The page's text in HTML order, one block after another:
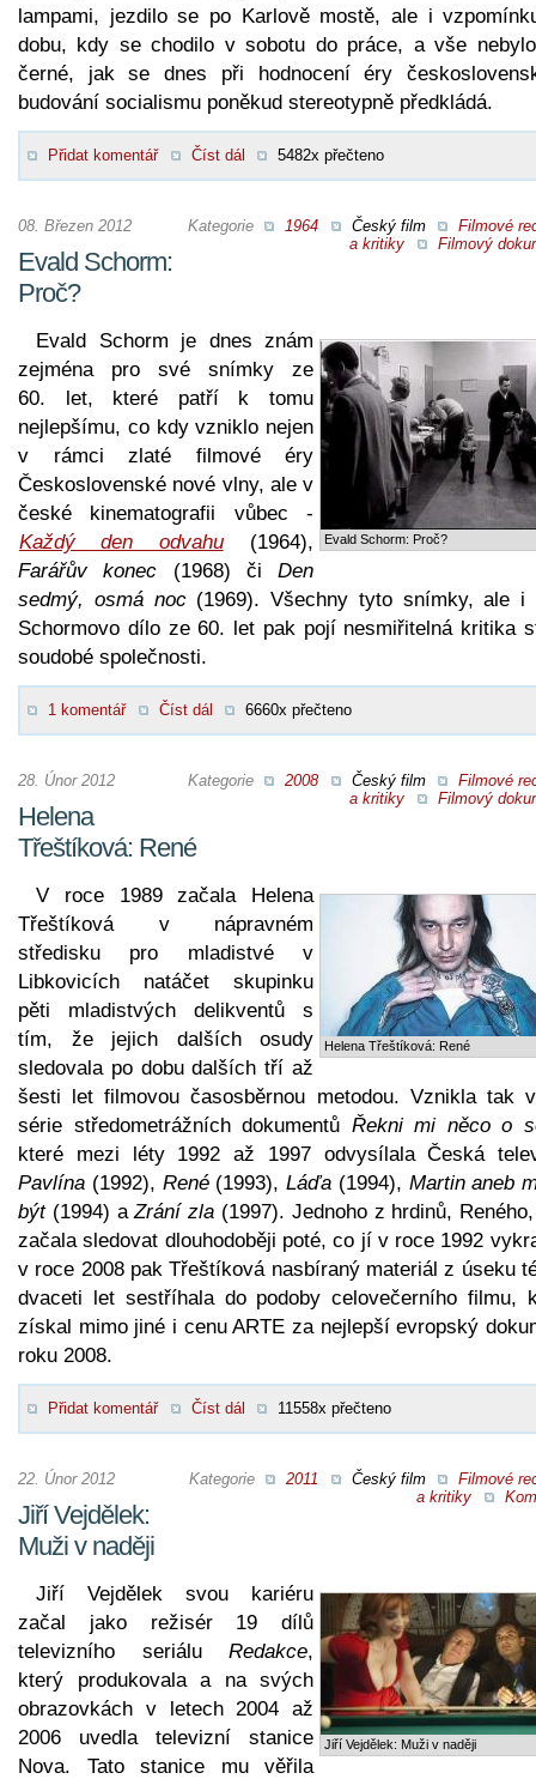
lampami, jezdilo se po Karlově mostě, ale i
dobu, kdy se chodilo v sobotu do práce, a vše
černé, jak se dnes při hodnocení éry
budování socialismu poněkud stereotypně předkládá.
Přidat komentář Číst dál 5482x přečteno
Kategorie 1964 Český film
Filmové
a kritiky
Filmový
08. Březen 2012
Evald Schorm:
Proč?
Evald Schorm: Proč?
Evald Schorm je dnes znám
zejména pro své snímky ze
60. let, které patří k tomu
nejlepšímu, co kdy vzniklo nejen
v rámci zlaté filmové éry
Československé nové vlny, ale v
české kinematografii vůbec -
Každý den odvahu (1964),
Farářův konec (1968) či Den
sedmý, osmá noc(1969). Všechny tyto snímky, ale i
Schormovo dílo ze 60. let pak pojí nesmiřitelná kritika
soudobé společnosti.
1 komentář Číst dál 6660x přečteno
Kategorie 2008 Český film
Filmové
a kritiky
Filmový
28. Únor 2012
Helena
Třeštíková: René
Helena Třeštíková: René
V roce 1989 začala Helena
Třeštíková v nápravném
středisku pro mladistvé v
Libkovicích natáčet skupinku
pěti mladistvých delikventů s
tím, že jejich dalších osudy
sledovala po dobu dalších tří až
šesti let filmovou časosběrnou metodou. Vznikla tak
série středometrážních dokumentů Řekni mi něco o
které mezi léty 1992 až 1997 odvysílala Česká
Pavlína (1992), René(1993),Láďa (1994), Martin aneb
být(1994) aZrání zla (1997). Jednoho z hrdinů,
začala sledovat dlouhodoběji poté, co jí v roce 1992
v roce 2008 pak Třeštíková nasbíraný materiál z úseku
dvaceti let sestříhala do podoby celovečerního filmu,
získal mimo jiné i cenu ARTE za nejlepší evropský
roku 2008.
Přidat komentář Číst dál 11558x přečteno
Kategorie 2011 Český film
Filmové
a kritiky
22. Únor 2012
Jiří Vejdělek:
Muži v naději
Jiří Vejdělek: Muži v naději
Jiří Vejdělek svou kariéru
začal jako režisér 19 dílů
televizního seriálu Redakce,
který produkovala a na svých
obrazovkách v letech 2004 až
2006 uvedla televizní stanice
Nova. Tato stanice mu věřila